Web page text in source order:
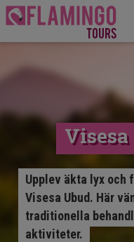
Visesa
Upplev äkta lyx och
Visesa Ubud. Här
traditionella
aktiviteter.